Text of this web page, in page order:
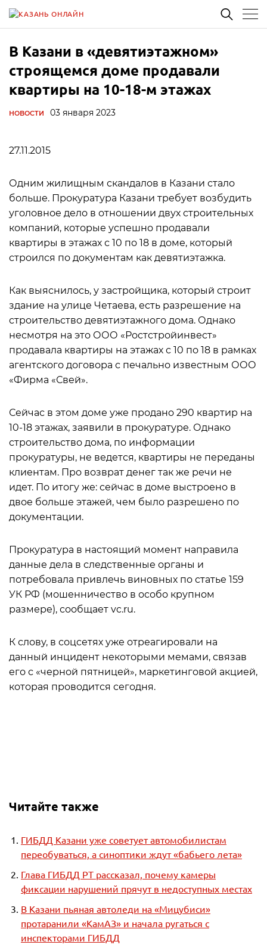
В Казани в «девятиэтажном»
строящемся доме продавали
квартиры на 10-18-м этажах
НОВОСТИ 03 января 2023
27.11.2015
Одним жилищным скандалов в Казани стало
больше. Прокуратура Казани требует возбудить
уголовное дело в отношении двух строительных
компаний, которые успешно продавали
квартиры в этажах с 10 по 18 в доме, который
строился по документам как девятиэтажка.
Как выяснилось, у застройщика, который строит
здание на улице Четаева, есть разрешение на
строительство девятиэтажного дома. Однако
несмотря на это ООО «Ростстройинвест»
продавала квартиры на этажах с 10 по 18 в рамках
агентского договора с печально известным ООО
«Фирма «Свей».
Сейчас в этом доме уже продано 290 квартир на
10-18 этажах, заявили в прокуратуре. Однако
строительство дома, по информации
прокуратуры, не ведется, квартиры не переданы
клиентам. Про возврат денег так же речи не
идет. По итогу же: сейчас в доме выстроено в
двое больше этажей, чем было разрешено по
документации.
Прокуратура в настоящий момент направила
данные дела в следственные органы и
потребовала привлечь виновных по статье 159
УК РФ (мошенничество в особо крупном
размере), сообщает vc.ru.
К слову, в соцсетях уже отреагировали на
данный инцидент некоторыми мемами, связав
его с «черной пятницей», маркетинговой акцией,
которая проводится сегодня.
Читайте также
ГИБДД Казани уже советует автомобилистам
переобуваться, а синоптики ждут «бабьего лета»
Глава ГИБДД РТ рассказал, почему камеры
фиксации нарушений прячут в недоступных местах
В Казани пьяная автоледи на «Мицубиси»
протаранили «КамАЗ» и начала ругаться с
инспекторами ГИБДД